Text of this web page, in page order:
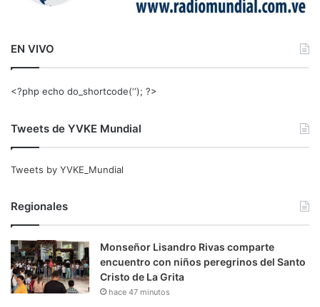
EN VIVO
<?php echo do_shortcode(‘‘); ?>
Tweets de YVKE Mundial
Tweets by YVKE_Mundial
Regionales
Monseñor Lisandro Rivas comparte
encuentro con niños peregrinos del Santo
Cristo de La Grita
hace 47 minutos